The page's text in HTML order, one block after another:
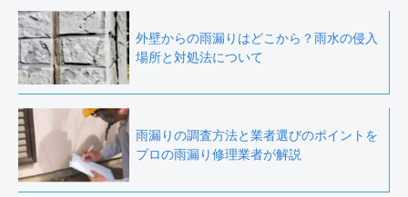
外壁からの雨漏りはどこから？雨水の侵入
場所と対処法について
雨漏りの調査方法と業者選びのポイントを
プロの雨漏り修理業者が解説